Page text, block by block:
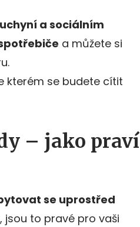
a sociálním
a můžete si
kterém se budete cítit
– jako praví
se uprostřed
jsou to pravé pro vaši